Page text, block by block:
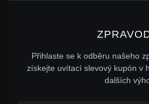
Přihlaste se k odběru našeho
získejte uvítací slevový kupón v
dalších